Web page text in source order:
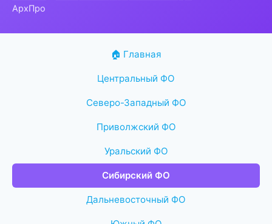
АрхПро
🏠 Главная
Центральный ФО
Северо-Западный ФО
Приволжский ФО
Уральский ФО
Сибирский ФО
Дальневосточный ФО